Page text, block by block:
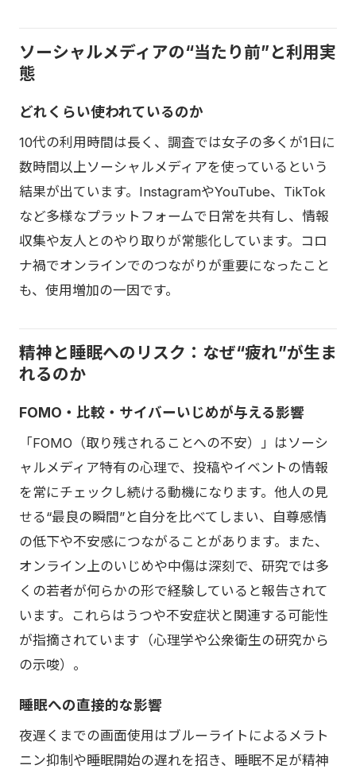
ソーシャルメディアの“当たり前”と利用実
態
どれくらい使われているのか
10代の利用時間は長く、調査では女子の多くが1日に
数時間以上ソーシャルメディアを使っているという
結果が出ています。InstagramやYouTube、TikTok
など多様なプラットフォームで日常を共有し、情報
収集や友人とのやり取りが常態化しています。コロ
ナ禍でオンラインでのつながりが重要になったこと
も、使用増加の一因です。
精神と睡眠へのリスク：なぜ“疲れ”が生ま
れるのか
FOMO・比較・サイバーいじめが与える影響
「FOMO（取り残されることへの不安）」はソーシ
ャルメディア特有の心理で、投稿やイベントの情報
を常にチェックし続ける動機になります。他人の見
せる“最良の瞬間”と自分を比べてしまい、自尊感情
の低下や不安感につながることがあります。また、
オンライン上のいじめや中傷は深刻で、研究では多
くの若者が何らかの形で経験していると報告されて
います。これらはうつや不安症状と関連する可能性
が指摘されています（心理学や公衆衛生の研究から
の示唆）。
睡眠への直接的な影響
夜遅くまでの画面使用はブルーライトによるメラト
ニン抑制や睡眠開始の遅れを招き、睡眠不足が精神